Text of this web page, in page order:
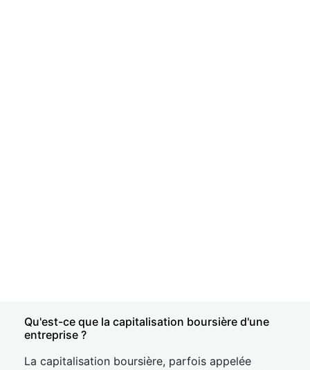
Qu'est-ce que la capitalisation boursière d'une
entreprise ?
La capitalisation boursière, parfois appelée